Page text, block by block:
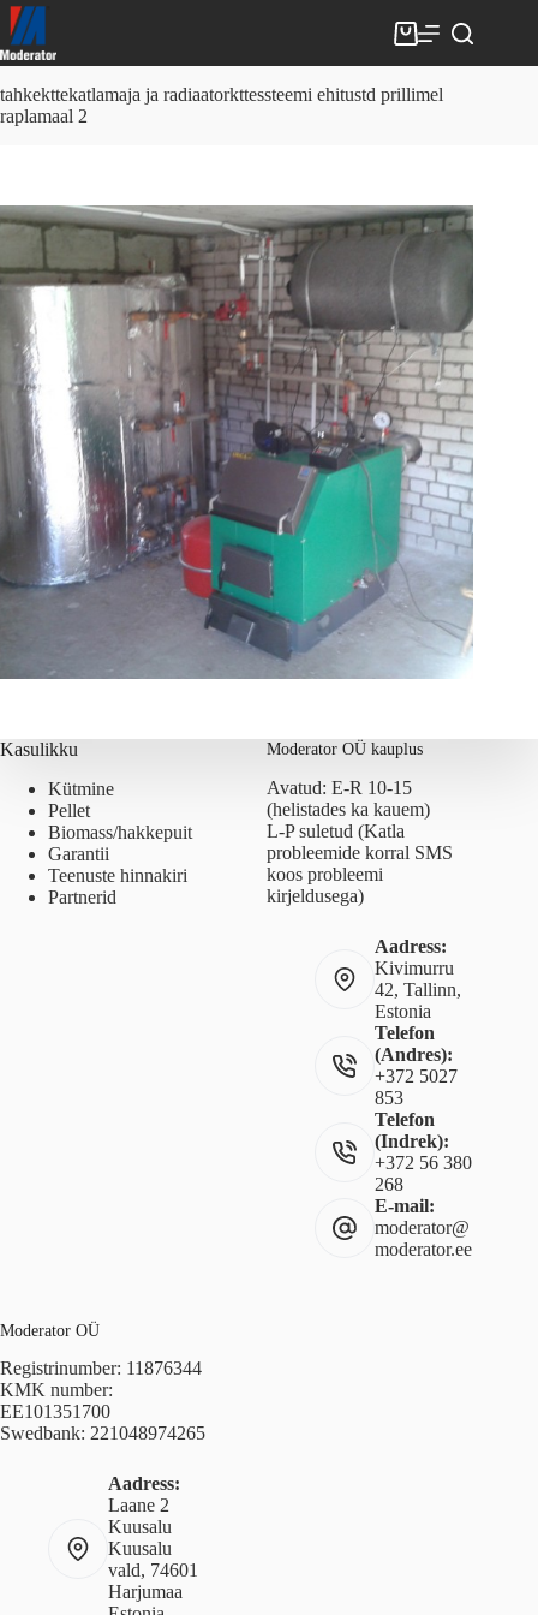
Skip
to
content
Shopping
cart
tahkekttekatlamaja ja radiaatorkttessteemi ehitustd prillimel
raplamaal 2
Kasulikku
Kütmine
Pellet
Biomass/hakkepuit
Garantii
Teenuste hinnakiri
Partnerid
Moderator OÜ kauplus
Avatud: E-R 10-15
(helistades ka kauem)
L-P suletud (Katla
probleemide korral SMS
koos probleemi
kirjeldusega)
Aadress:
Kivimurru
42, Tallinn,
Estonia
Telefon
(Andres):
+372 5027
853
Telefon
(Indrek):
+372 56 380
268
E-mail:
moderator@
moderator.ee
Moderator OÜ
Registrinumber: 11876344
KMK number:
EE101351700
Swedbank: 221048974265
Aadress:
Laane 2
Kuusalu
Kuusalu
vald, 74601
Harjumaa